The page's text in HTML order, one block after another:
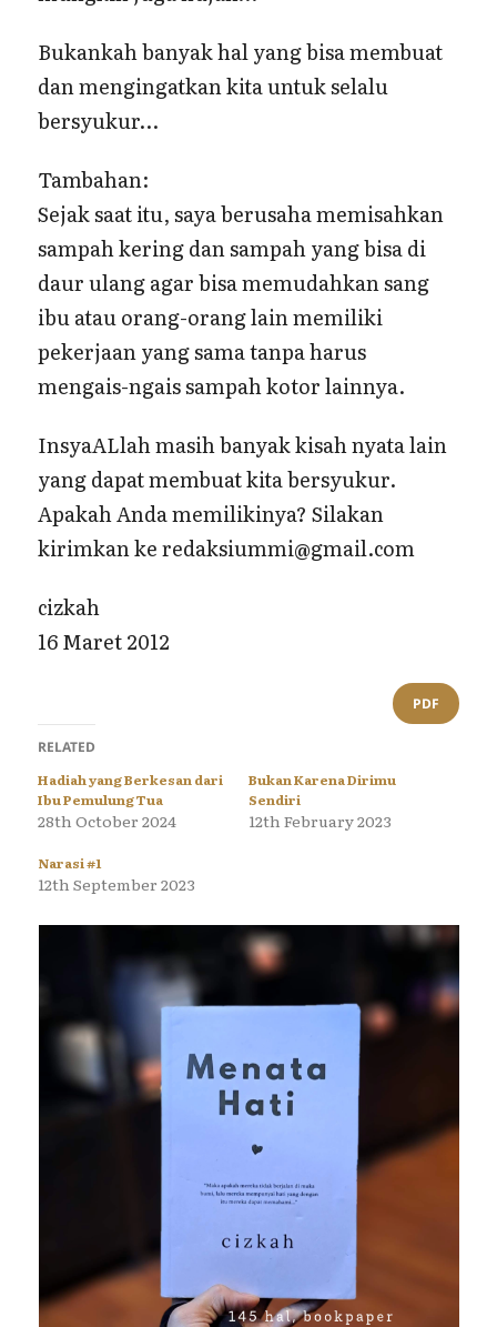
Bukankah banyak hal yang bisa membuat
dan mengingatkan kita untuk selalu
bersyukur…
Tambahan:
Sejak saat itu, saya berusaha memisahkan
sampah kering dan sampah yang bisa di
daur ulang agar bisa memudahkan sang
ibu atau orang-orang lain memiliki
pekerjaan yang sama tanpa harus
mengais-ngais sampah kotor lainnya.
InsyaALlah masih banyak kisah nyata lain
yang dapat membuat kita bersyukur.
Apakah Anda memilikinya? Silakan
kirimkan ke redaksiummi@gmail.com
cizkah
16 Maret 2012
PDF
RELATED
Hadiah yang Berkesan dari
Ibu Pemulung Tua
28th October 2024
Bukan Karena Dirimu
Sendiri
12th February 2023
Narasi #1
12th September 2023